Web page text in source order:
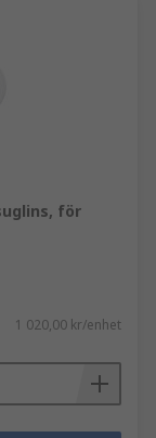
för
1 020,00 kr/enhet